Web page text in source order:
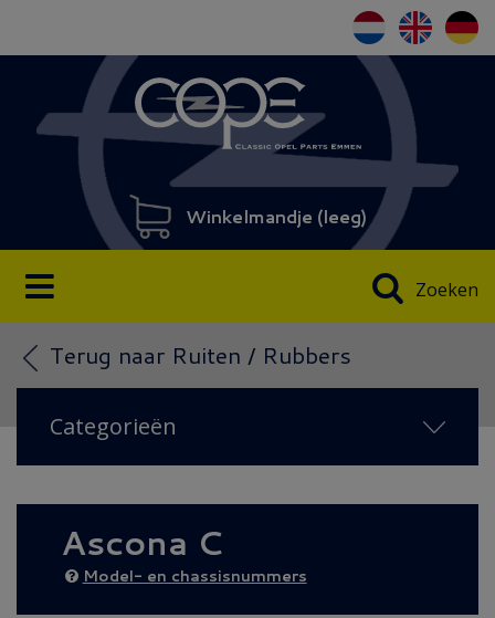
Winkelmandje (leeg)
Zoeken
Terug naar Ruiten / Rubbers
Categorieën
NIEUW IN 2026(71)
Diesel AANBIEDING(38)
EXTRA AFHAALKORTING
Ascona C
Model- en chassisnummers